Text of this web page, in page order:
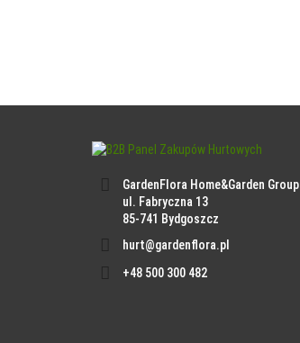
GardenFlora Home&Garden Group
ul. Fabryczna 13
85-741 Bydgoszcz
hurt@gardenflora.pl
+48 500 300 482